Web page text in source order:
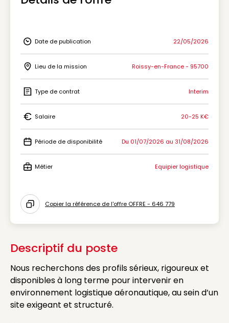
Icon Date de publication
Date de publication 22/05/2026
Icon Lieu de la mission
Lieu de la mission Roissy-en-France - 95700
Icon Type de contrat
Type de contrat Interim
Icon Salaire
Salaire 20-25 K€
Icon Période de disponibilité
Période de disponibilité Du 01/07/2026 au 31/08/2026
Métier Equipier logistique
Icon copy to clipboard
Copier la référence de l'offre OFFRE - 646 779
Descriptif du poste
Nous recherchons des profils sérieux, rigoureux et
disponibles à long terme pour intervenir en
environnement logistique aéronautique, au sein d’un
site exigeant et structuré.